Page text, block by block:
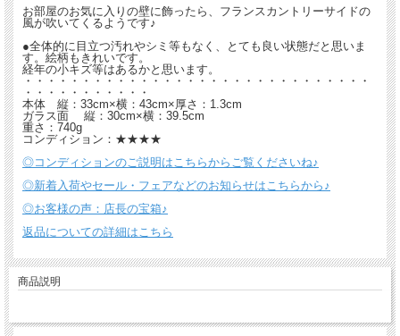
お部屋のお気に入りの壁に飾ったら、フランスカントリーサイドの
風が吹いてくるようです♪
●全体的に目立つ汚れやシミ等もなく、とても良い状態だと思いま
す。絵柄もきれいです。
経年の小キズ等はあるかと思います。
・・・・・・・・・・・・・・・・・・・・・・・・・・・・・・
・・・・・・・・・・・
本体 縦：33cm×横：43cm×厚さ：1.3cm
ガラス面 縦：30cm×横：39.5cm
重さ：740g
コンディション：★★★★
◎コンディションのご説明はこちらからご覧くださいね♪
◎新着入荷やセール・フェアなどのお知らせはこちらから♪
◎お客様の声：店長の宝箱♪
返品についての詳細はこちら
商品説明